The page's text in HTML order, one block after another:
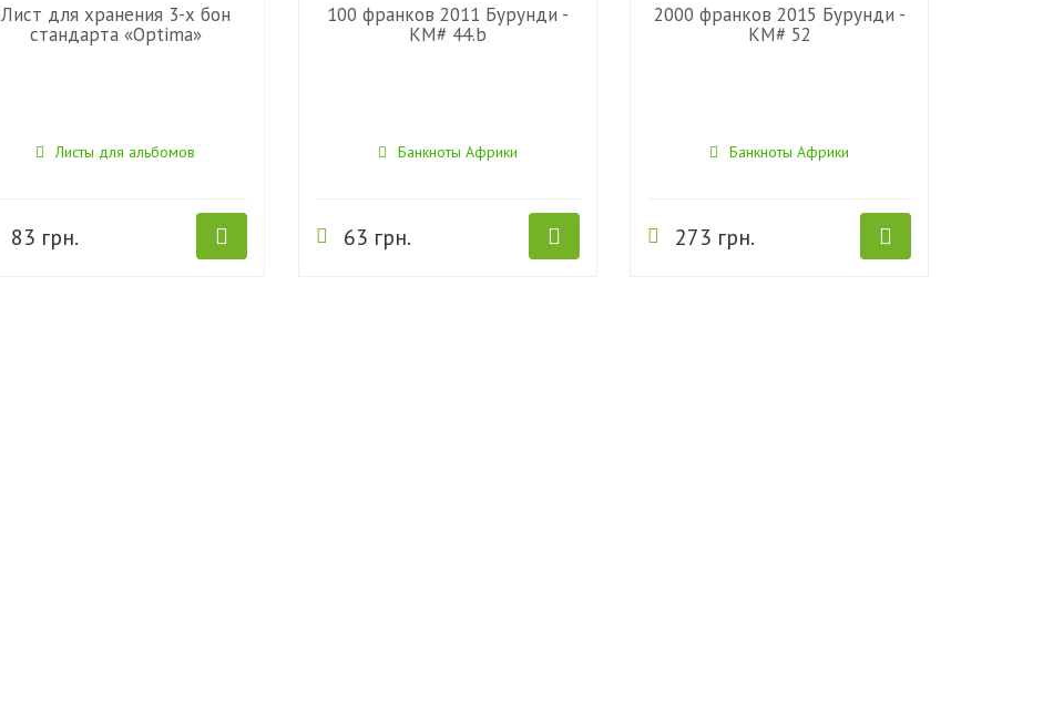
Лист для хранения 3-х бон
стандарта «Optima»
Листы для альбомов
83 грн.
100 франков 2011 Бурунди -
KM# 44.b
Банкноты Африки
63 грн.
2000 франков 2015 Бурунди -
KM# 52
Банкноты Африки
273 грн.